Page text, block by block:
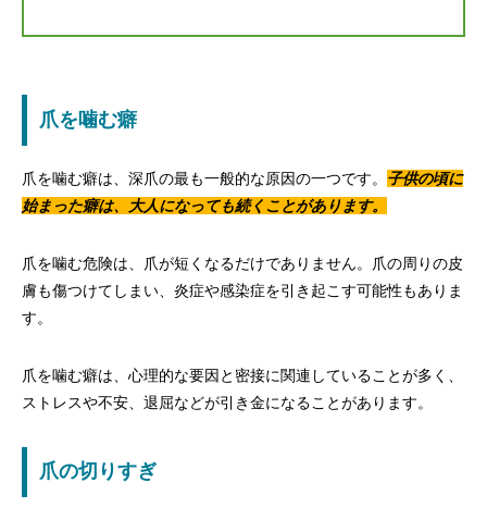
爪を噛む癖
爪を噛む癖は、深爪の最も一般的な原因の一つです。 子供の頃に
始まった癖は、大人になっても続くことがあります。
爪を噛む危険は、爪が短くなるだけでありません。爪の周りの皮
膚も傷つけてしまい、炎症や感染症を引き起こす可能性もありま
す。
爪を噛む癖は、心理的な要因と密接に関連していることが多く、
ストレスや不安、退屈などが引き金になることがあります。
爪の切りすぎ